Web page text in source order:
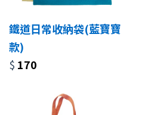
鐵道日常收納袋(藍寶寶
款)
$ 170